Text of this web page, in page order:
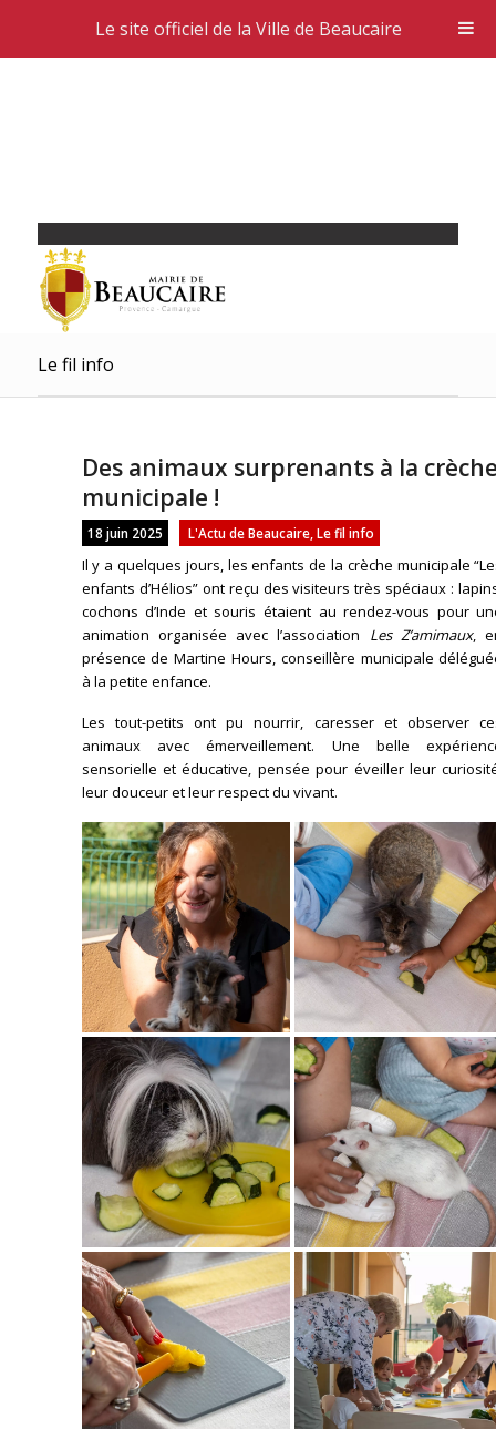
Le fil info
Des animaux surprenants à la
municipale !
18 juin 2025 L'Actu de Beaucaire, Le fil info
Il y a quelques jours, les enfants de la crèche municipale
enfants d’Hélios” ont reçu des visiteurs très spéciaux :
cochons d’Inde et souris étaient au rendez-vous pour
animation organisée avec l’association Les Z’amimaux,
présence de Martine Hours, conseillère municipale
à la petite enfance.
Les tout-petits ont pu nourrir, caresser et observer
animaux avec émerveillement. Une belle
sensorielle et éducative, pensée pour éveiller leur
leur douceur et leur respect du vivant.
Le site officiel de la Ville de Beaucaire